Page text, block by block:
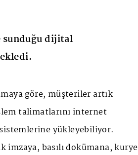
sunduğu dijital
göre, müşteriler artık
talimatlarını internet
sistemlerine yükleyebiliyor.
imzaya, basılı dokümana, kurye